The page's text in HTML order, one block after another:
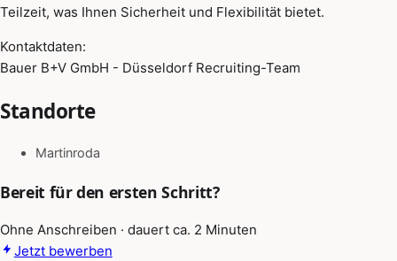
Teilzeit, was Ihnen Sicherheit und Flexibilität bietet.
Kontaktdaten:
Bauer B+V GmbH - Düsseldorf Recruiting-Team
Standorte
Martinroda
Bereit für den ersten Schritt?
Ohne Anschreiben · dauert ca. 2 Minuten
Jetzt bewerben